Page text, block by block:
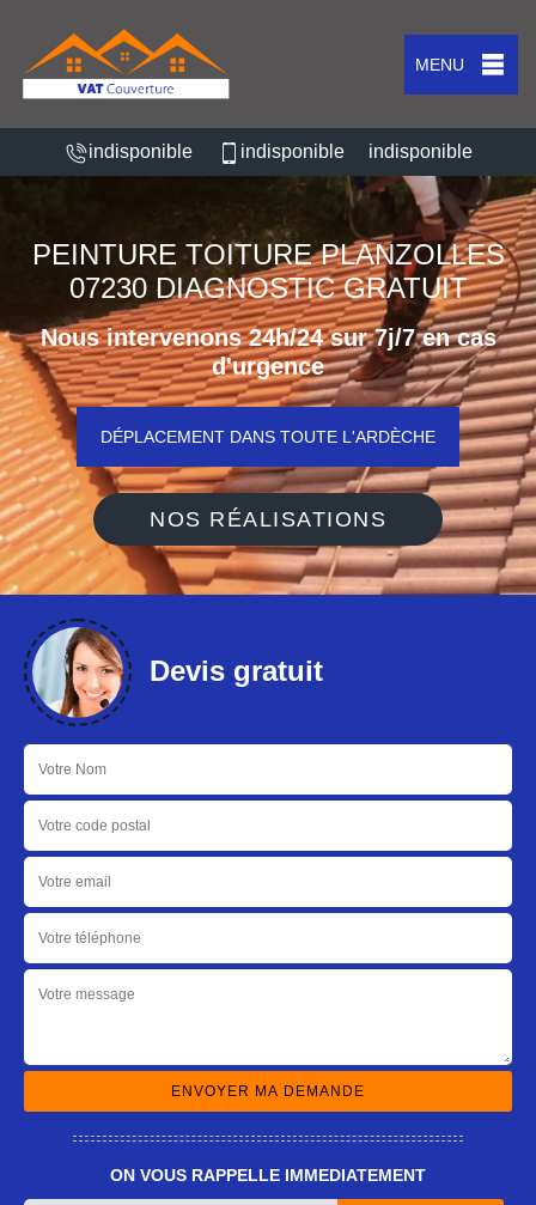
MENU
indisponible indisponible indisponible
PEINTURE TOITURE PLANZOLLES
07230 DIAGNOSTIC GRATUIT
Nous intervenons 24h/24 sur 7j/7 en cas
d'urgence
DÉPLACEMENT DANS TOUTE L'ARDÈCHE
NOS RÉALISATIONS
Devis gratuit
ON VOUS RAPPELLE IMMEDIATEMENT